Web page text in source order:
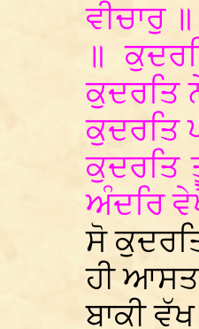
ਵੀਚਾਰੁ
॥
ਕੁਦਰਤਿ
ਕੁਦਰਤਿ
ਕੁਦਰਤਿ
ਅੰਦਰਿ
ਸੋ
ਹੀ
ਬਾਕੀ